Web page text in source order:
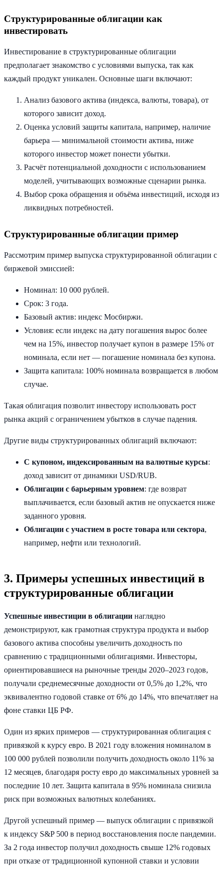
Структурированные облигации как
инвестировать
Инвестирование в структурированные облигации
предполагает знакомство с условиями выпуска, так как
каждый продукт уникален. Основные шаги включают:
Анализ базового актива (индекса, валюты, товара), от
которого зависит доход.
Оценка условий защиты капитала, например, наличие
барьера — минимальной стоимости актива, ниже
которого инвестор может понести убытки.
Расчёт потенциальной доходности с использованием
моделей, учитывающих возможные сценарии рынка.
Выбор срока обращения и объёма инвестиций, исходя из
ликвидных потребностей.
Структурированные облигации пример
Рассмотрим пример выпуска структурированной облигации с
биржевой эмиссией:
Номинал: 10 000 рублей.
Срок: 3 года.
Базовый актив: индекс Мосбиржи.
Условия: если индекс на дату погашения вырос более
чем на 15%, инвестор получает купон в размере 15% от
номинала, если нет — погашение номинала без купона.
Защита капитала: 100% номинала возвращается в любом
случае.
Такая облигация позволит инвестору использовать рост
рынка акций с ограничением убытков в случае падения.
Другие виды структурированных облигаций включают:
С купоном, индексированным на валютные курсы:
доход зависит от динамики USD/RUB.
Облигации с барьерным уровнем: где возврат
выплачивается, если базовый актив не опускается ниже
заданного уровня.
Облигации с участием в росте товара или сектора,
например, нефти или технологий.
3. Примеры успешных инвестиций в
структурированные облигации
Успешные инвестиции в облигации наглядно
демонстрируют, как грамотная структура продукта и выбор
базового актива способны увеличить доходность по
сравнению с традиционными облигациями. Инвесторы,
ориентировавшиеся на рыночные тренды 2020–2023 годов,
получали среднемесячные доходности от 0,5% до 1,2%, что
эквивалентно годовой ставке от 6% до 14%, что впечатляет на
фоне ставки ЦБ РФ.
Один из ярких примеров — структурированная облигация с
привязкой к курсу евро. В 2021 году вложения номиналом в
100 000 рублей позволили получить доходность около 11% за
12 месяцев, благодаря росту евро до максимальных уровней за
последние 10 лет. Защита капитала в 95% номинала снизила
риск при возможных валютных колебаниях.
Другой успешный пример — выпуск облигации с привязкой
к индексу S&P 500 в период восстановления после пандемии.
За 2 года инвестор получил доходность свыше 12% годовых
при отказе от традиционной купонной ставки и условии